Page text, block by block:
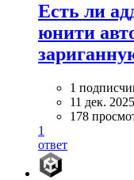
Есть ли
юнити
1
11 дек. 2025
178
1
ответ